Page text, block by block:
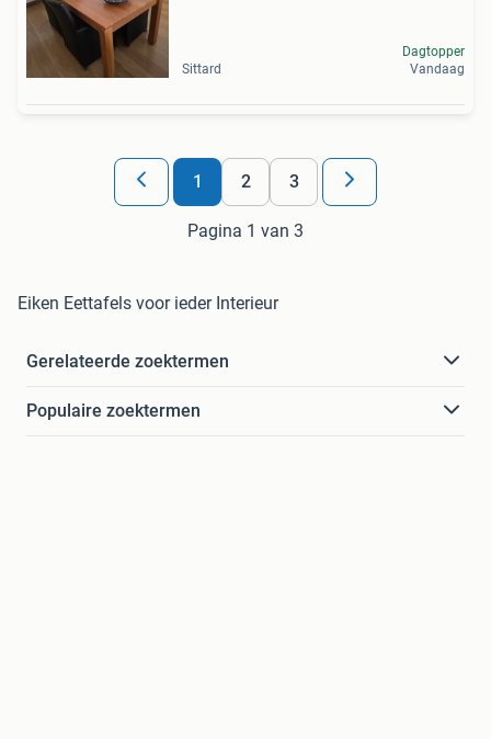
Sittard
Dagtopper
Vandaag
1 2 3
Pagina 1 van 3
Eiken Eettafels voor ieder Interieur
Gerelateerde zoektermen
Populaire zoektermen